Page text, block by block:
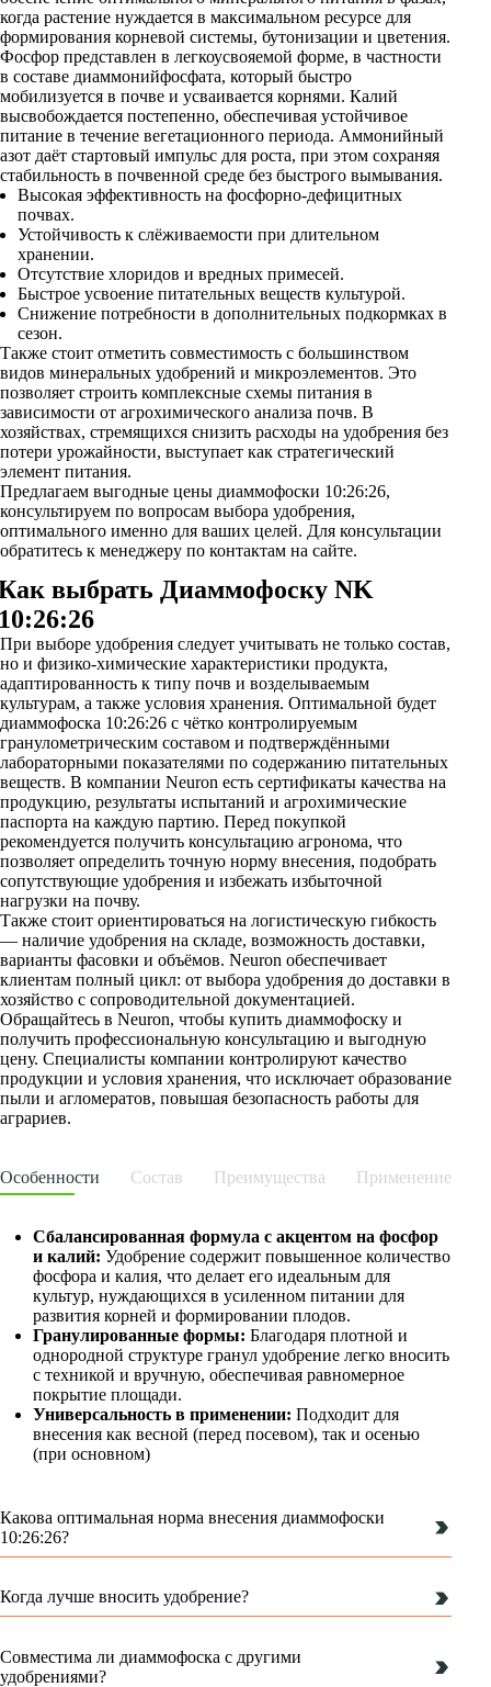
когда растение нуждается в максимальном ресурсе для
формирования корневой системы, бутонизации и цветения.
Фосфор представлен в легкоусвояемой форме, в частности
в составе диаммонийфосфата, который быстро
мобилизуется в почве и усваивается корнями. Калий
высвобождается постепенно, обеспечивая устойчивое
питание в течение вегетационного периода. Аммонийный
азот даёт стартовый импульс для роста, при этом сохраняя
стабильность в почвенной среде без быстрого вымывания.
Высокая эффективность на фосфорно-дефицитных
почвах.
Устойчивость к слёживаемости при длительном
хранении.
Отсутствие хлоридов и вредных примесей.
Быстрое усвоение питательных веществ культурой.
Снижение потребности в дополнительных подкормках в
сезон.
Также стоит отметить совместимость с большинством
видов минеральных удобрений и микроэлементов. Это
позволяет строить комплексные схемы питания в
зависимости от агрохимического анализа почв. В
хозяйствах, стремящихся снизить расходы на удобрения без
потери урожайности, выступает как стратегический
элемент питания.
Предлагаем выгодные цены диаммофоски 10:26:26,
консультируем по вопросам выбора удобрения,
оптимального именно для ваших целей. Для консультации
обратитесь к менеджеру по контактам на сайте.
выбрать Диаммофоску NK
При выборе удобрения следует учитывать не только состав,
но и физико-химические характеристики продукта,
адаптированность к типу почв и возделываемым
культурам, а также условия хранения. Оптимальной будет
диаммофоска 10:26:26 с чётко контролируемым
гранулометрическим составом и подтверждёнными
лабораторными показателями по содержанию питательных
веществ. В компании Neuron есть сертификаты качества на
продукцию, результаты испытаний и агрохимические
паспорта на каждую партию. Перед покупкой
рекомендуется получить консультацию агронома, что
позволяет определить точную норму внесения, подобрать
сопутствующие удобрения и избежать избыточной
нагрузки на почву.
Также стоит ориентироваться на логистическую гибкость
— наличие удобрения на складе, возможность доставки,
варианты фасовки и объёмов. Neuron обеспечивает
клиентам полный цикл: от выбора удобрения до доставки в
хозяйство с сопроводительной документацией.
Обращайтесь в Neuron, чтобы купить диаммофоску и
получить профессиональную консультацию и выгодную
цену. Специалисты компании контролируют качество
продукции и условия хранения, что исключает образование
пыли и агломератов, повышая безопасность работы для
аграриев.
Особенности Состав Преимущества Применение
Сбалансированная формула с акцентом на фосфор
и калий: Удобрение содержит повышенное количество
фосфора и калия, что делает его идеальным для
культур, нуждающихся в усиленном питании для
развития корней и формировании плодов.
Гранулированные формы: Благодаря плотной и
однородной структуре гранул удобрение легко вносить
с техникой и вручную, обеспечивая равномерное
покрытие площади.
Универсальность в применении: Подходит для
внесения как весной (перед посевом), так и осенью
(при основном)
Какова оптимальная норма внесения диаммофоски
10:26:26?
Когда лучше вносить удобрение?
Совместима ли диаммофоска с другими
удобрениями?